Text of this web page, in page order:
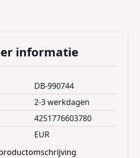
informatie
DB-990744
2-3 werkdagen
4251776603780
EUR